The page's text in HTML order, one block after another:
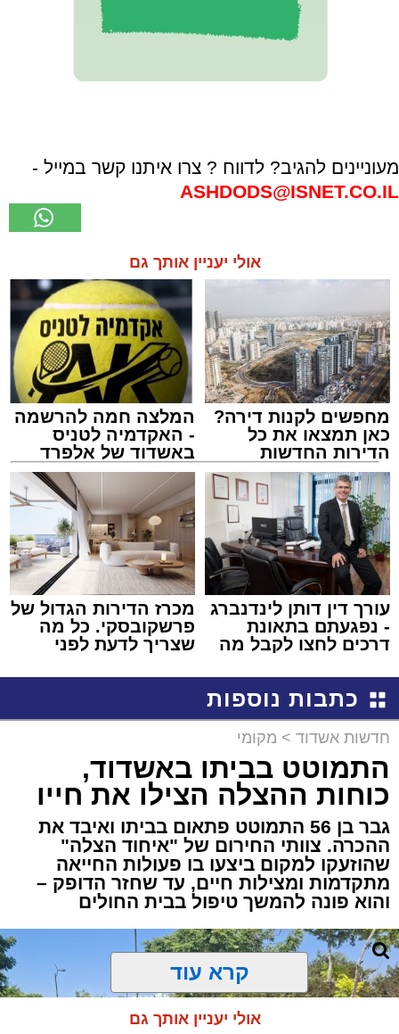
מעוניינים להגיב? לדווח ? צרו איתנו קשר במייל -
ASHDODS@ISNET.CO.IL
אולי יעניין אותך גם
מחפשים לקנות דירה?
כאן תמצאו את כל
הדירות החדשות
למכירה באשדוד >>>
המלצה חמה להרשמה
- האקדמיה לטניס
באשדוד של אלפרד
קריאולנסקי - לילדים
עורך דין דותן לינדנברג
- נפגעתם בתאונת
דרכים לחצו לקבל מה
מכרז הדירות הגדול של
פרשקובסקי. כל מה
שצריך לדעת לפני
באשדוד
כתבות נוספות
חדשות אשדוד > מקומי
התמוטט בביתו באשדוד,
כוחות ההצלה הצילו את חייו
גבר בן 56 התמוטט פתאום בביתו ואיבד את
ההכרה. צוותי החירום של "איחוד הצלה"
שהוזעקו למקום ביצעו בו פעולות החייאה
מתקדמות ומצילות חיים, עד שחזר הדופק –
והוא פונה להמשך טיפול בבית החולים
קרא עוד
אולי יעניין אותך גם